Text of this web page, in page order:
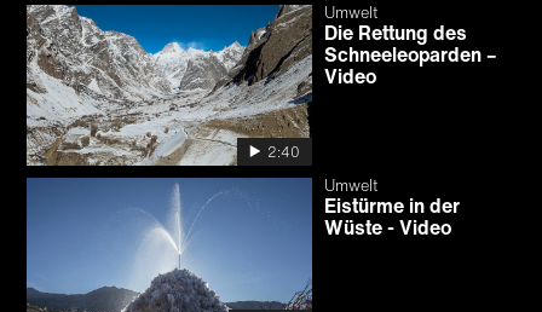
2:40
Umwelt
Die Rettung des
Schnee­leoparden –
Video
Umwelt
Eistürme in der
Wüste - Video